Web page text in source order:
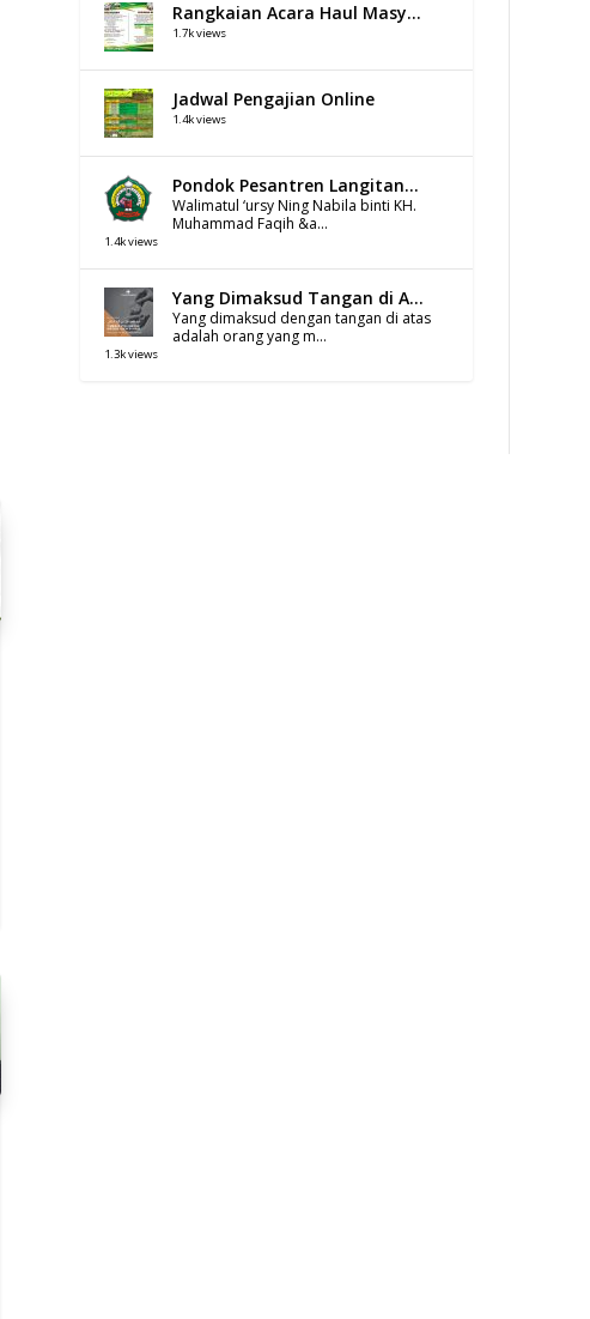
Rangkaian Acara Haul Masy...
1.7k views
Jadwal Pengajian Online
1.4k views
Pondok Pesantren Langitan...
Walimatul ‘ursy Ning Nabila binti KH.
Muhammad Faqih &a...
1.4k views
Yang Dimaksud Tangan di A...
Yang dimaksud dengan tangan di atas
adalah orang yang m...
1.3k views